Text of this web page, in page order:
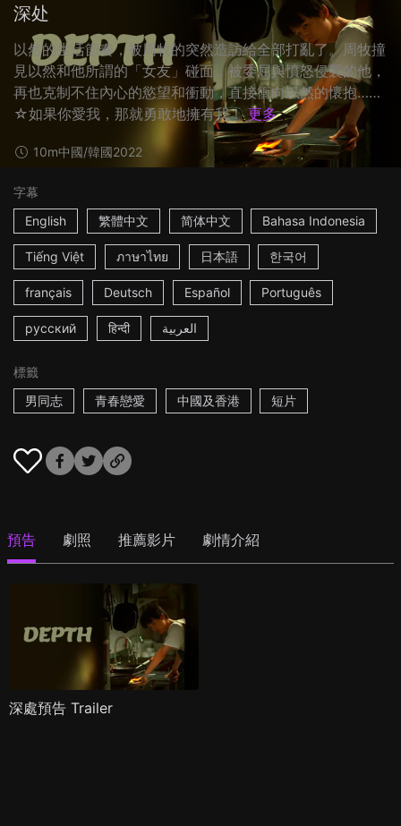
深处
以然的生活節奏，被周牧的突然造訪給全部打亂了。周牧撞
見以然和他所謂的「女友」碰面，被委屈與憤怒侵襲的他，
再也克制不住內心的慾望和衝動，直接衝向以然的懷抱……
☆如果你愛我，那就勇敢地擁有我！ 更多
10m中國/韓國2022
字幕
English
繁體中文 简体中文 Bahasa Indonesia
Tiếng Việt ภาษาไทย 日本語 한국어
français Deutsch Español Português
русский हिन्दी العربية
標籤
男同志
青春戀愛 中國及香港 短片
預告 劇照 推薦影片 劇情介紹
深處預告 Trailer